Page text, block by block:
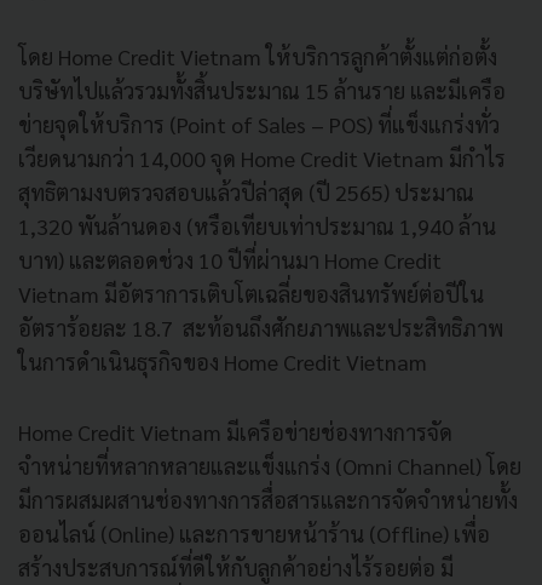
โดย Home Credit Vietnam ให้บริการลูกค้าตั้งแต่ก่อตั้ง
บริษัทไปแล้วรวมทั้งสิ้นประมาณ 15 ล้านราย และมีเครือ
ข่ายจุดให้บริการ (Point of Sales – POS) ที่แข็งแกร่งทั่ว
เวียดนามกว่า 14,000 จุด Home Credit Vietnam มีกำไร
สุทธิตามงบตรวจสอบแล้วปีล่าสุด (ปี 2565) ประมาณ
1,320 พันล้านดอง (หรือเทียบเท่าประมาณ 1,940 ล้าน
บาท) และตลอดช่วง 10 ปีที่ผ่านมา Home Credit
Vietnam มีอัตราการเติบโตเฉลี่ยของสินทรัพย์ต่อปีใน
อัตราร้อยละ 18.7 สะท้อนถึงศักยภาพและประสิทธิภาพ
ในการดำเนินธุรกิจของ Home Credit Vietnam
Home Credit Vietnam มีเครือข่ายช่องทางการจัด
จำหน่ายที่หลากหลายและแข็งแกร่ง (Omni Channel) โดย
มีการผสมผสานช่องทางการสื่อสารและการจัดจำหน่ายทั้ง
ออนไลน์ (Online) และการขายหน้าร้าน (Offline) เพื่อ
สร้างประสบการณ์ที่ดีให้กับลูกค้าอย่างไร้รอยต่อ มี